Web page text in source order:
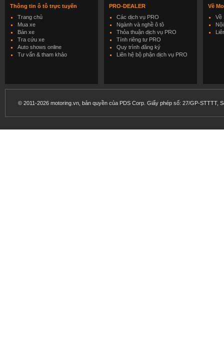
Thông tin ô tô trực tuyến
Trang chủ
Mua xe
Bán xe
Tra cứu xe
Auto shows online
Tư vấn & tham khảo
PRO-DEALER
Các dịch vụ PRO
Ngành và nghề ô tô
Thỏa thuận dịch vụ PRO
Tính riêng tư PRO
Quy trình đăng ký
Liên hệ bộ phận dịch vụ PRO
Về
Về
© 2011-2026 motoring.vn, bản quyền của PDS Corp. Giấy phép số: 27/GP-STTTT,